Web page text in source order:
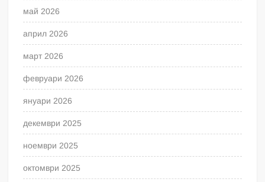
май 2026
април 2026
март 2026
февруари 2026
януари 2026
декември 2025
ноември 2025
октомври 2025